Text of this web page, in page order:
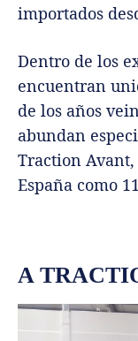
importados
Dentro de los
encuentran
de los años
abundan
Traction
España como
A